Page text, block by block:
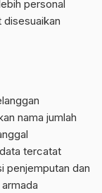
personal
disesuaikan
nama jumlah
tercatat
penjemputan dan